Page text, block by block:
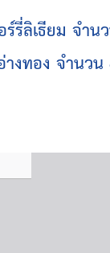
ร์รี่ลิเธียม
างทอง จำน